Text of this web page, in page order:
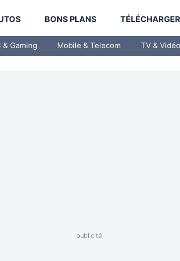
BONS PLANS
& Gaming Mobile & Telecom TV & Vidéo